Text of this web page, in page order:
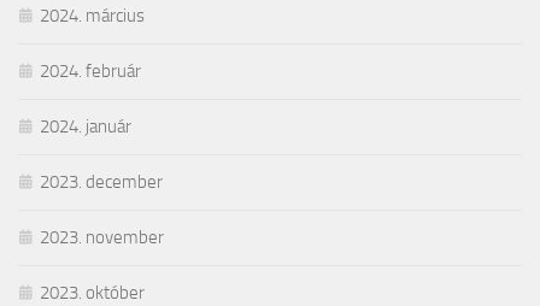
2024. március
2024. február
2024. január
2023. december
2023. november
2023. október